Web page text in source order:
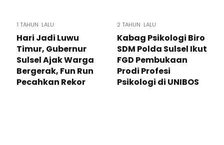
1 TAHUN LALU
Hari Jadi Luwu
Timur, Gubernur
Sulsel Ajak Warga
Bergerak, Fun Run
Pecahkan Rekor
2 TAHUN LALU
Kabag Psikologi Biro
SDM Polda Sulsel Ikut
FGD Pembukaan
Prodi Profesi
Psikologi di UNIBOS